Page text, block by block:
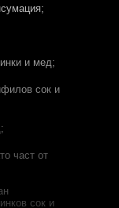
и мед;
сок и
част от
сок и